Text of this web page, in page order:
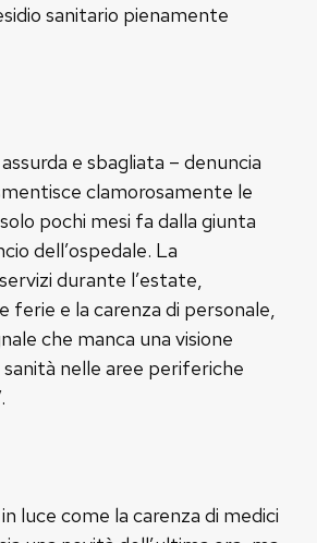
sanitario pienamente
e sbagliata – denuncia
clamorosamente le
pochi mesi fa dalla giunta
dell’ospedale. La
durante l’estate,
ferie e la carenza di personale,
che manca una visione
nelle aree periferiche
luce come la carenza di medici